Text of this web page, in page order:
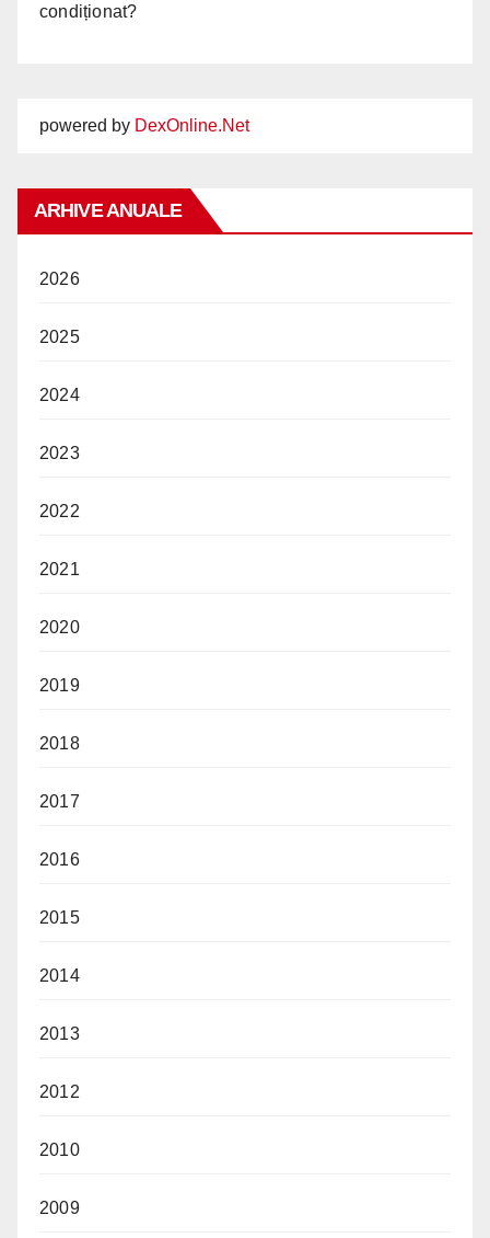
condiționat?
powered by DexOnline.Net
ARHIVE ANUALE
2026
2025
2024
2023
2022
2021
2020
2019
2018
2017
2016
2015
2014
2013
2012
2010
2009